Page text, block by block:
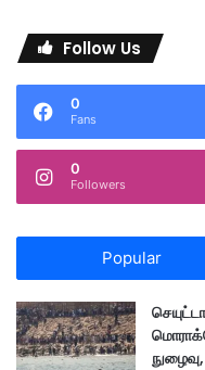
Follow Us
0
Fans
0
Followers
Popular